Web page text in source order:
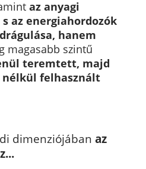
az anyagi
s az energiahordozók
drágulása, hanem
magasabb szintű
teremtett, majd
felhasznált
dimenziójában az